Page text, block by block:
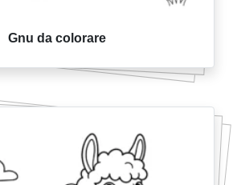
Gnu da colorare